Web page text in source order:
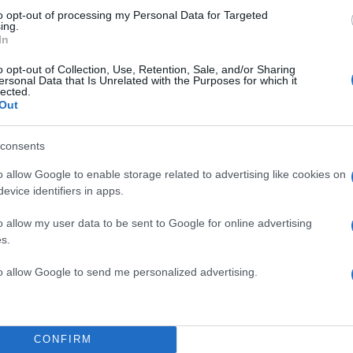
opt-out of processing my Personal Data for Targeted
opt-out of Collection, Use, Retention, Sale, and/or Sharing
Data that Is Unrelated with the Purposes for which it
allow Google to enable storage related to advertising like cookies on
identifiers in apps.
allow my user data to be sent to Google for online advertising
allow Google to send me personalized advertising.
CONFIRM
κάποια δήλωση μέχρι να
από την εταιρεία παραγωγής,
σε συζητήσεις για τον
Μαρτίου αναμένεται να
θα συνεχίσουν τα
αντιμετωπίζει με δέος την
θα την υποδυθεί με τον